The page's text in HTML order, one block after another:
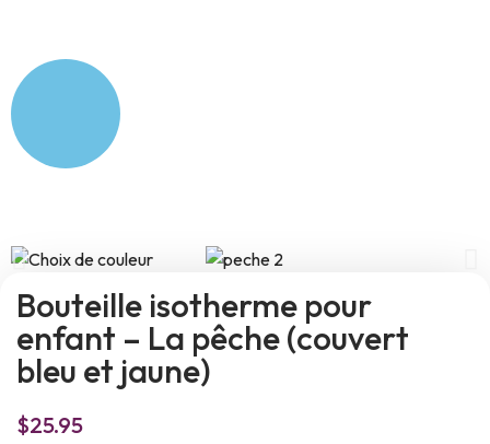
Bouteille isotherme pour
enfant – La pêche (couvert
bleu et jaune)
$25.95